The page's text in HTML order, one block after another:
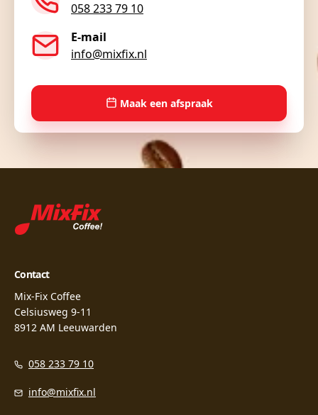
058 233 79 10
E-mail
info@mixfix.nl
Maak een afspraak
Contact
Mix-Fix Coffee
Celsiusweg 9-11
8912 AM Leeuwarden
058 233 79 10
info@mixfix.nl